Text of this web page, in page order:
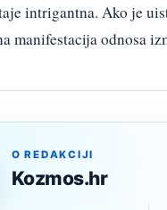
intrigantna. Ako je
manifestacija odnosa
O REDAKCIJI
Kozmos.hr